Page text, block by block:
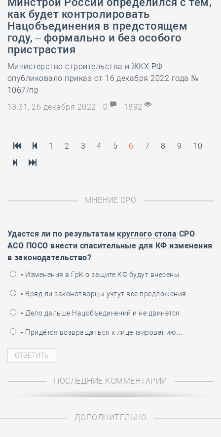
как будет контролировать
Нацобъединения в предстоящем
году, – формально и без особого
пристрастия
Министерство строительства и ЖКХ РФ
опубликовало приказ от 16 декабря 2022 года №
1067/пр
13:31, 26 декабря 2022
0 1892
1 2 3 4 5 6 7 8 9 10
МНЕНИЕ СРО
Удастся ли по результатам круглого стола СРО
АСО ПОСО внести спасительные для КФ изменения
в законодательство?
• Изменения в ГрК о защите КФ будут внесены
• Вряд ли законотворцы учтут все предложения
• Дело дальше Нацобъединений и не двинется
• Придётся возвращаться к лицензированию…
ПОСЛЕДНИЕ КОММЕНТАРИИ
ДОПОЛНИТЕЛЬНО